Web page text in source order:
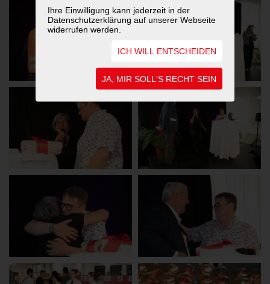
Ihre Einwilligung kann jederzeit in der
Datenschutzerklärung auf unserer Webseite
widerrufen werden.
ICH WILL ENTSCHEIDEN
JA, MIR SOLL'S RECHT SEIN